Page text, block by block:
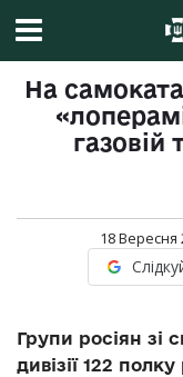
На
газовій
18 Вересня
Групи росіян зі
дивізії 122